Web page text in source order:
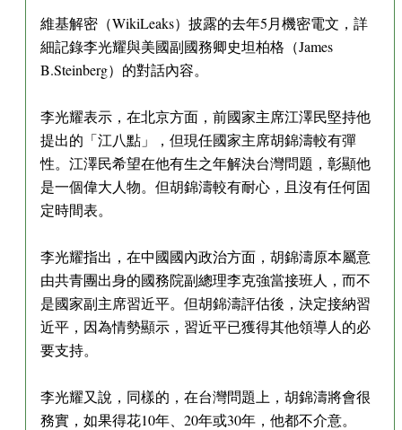
維基解密（WikiLeaks）披露的去年5月機密電文，詳
細記錄李光耀與美國副國務卿史坦柏格（James
B.Steinberg）的對話內容。
李光耀表示，在北京方面，前國家主席江澤民堅持他
提出的「江八點」，但現任國家主席胡錦濤較有彈
性。江澤民希望在他有生之年解決台灣問題，彰顯他
是一個偉大人物。但胡錦濤較有耐心，且沒有任何固
定時間表。
李光耀指出，在中國國內政治方面，胡錦濤原本屬意
由共青團出身的國務院副總理李克強當接班人，而不
是國家副主席習近平。但胡錦濤評估後，決定接納習
近平，因為情勢顯示，習近平已獲得其他領導人的必
要支持。
李光耀又說，同樣的，在台灣問題上，胡錦濤將會很
務實，如果得花10年、20年或30年，他都不介意。